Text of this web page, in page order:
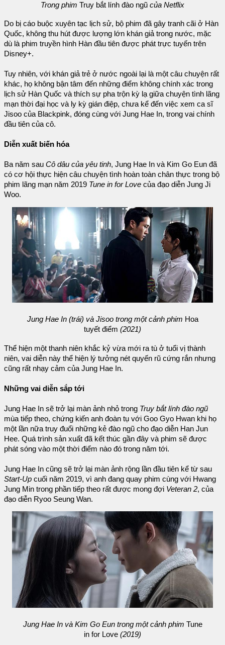
Trong phim Truy bắt lính đào ngũ của Netflix
Do bị cáo buộc xuyên tạc lịch sử, bộ phim đã gây tranh cãi ở Hàn
Quốc, không thu hút được lượng lớn khán giả trong nước, mặc
dù là phim truyền hình Hàn đầu tiên được phát trực tuyến trên
Disney+.
Tuy nhiên, với khán giả trẻ ở nước ngoài lại là một câu chuyện rất
khác, họ không bận tâm đến những điểm không chính xác trong
lịch sử Hàn Quốc và thích sự pha trộn kỳ lạ giữa chuyện tình lãng
mạn thời đại học và ly kỳ gián điệp, chưa kể đến việc xem ca sĩ
Jisoo của Blackpink, đóng cùng với Jung Hae In, trong vai chính
đầu tiên của cô.
Diễn xuất biến hóa
Ba năm sau Cô dâu của yêu tinh, Jung Hae In và Kim Go Eun đã
có cơ hội thực hiện câu chuyện tình hoàn toàn chân thực trong bộ
phim lãng mạn năm 2019 Tune in for Love của đạo diễn Jung Ji
Woo.
Jung Hae In (trái) và Jisoo trong một cảnh phim Hoa
tuyết điểm (2021)
Thể hiện một thanh niên khắc kỷ vừa mới ra tù ở tuổi vị thành
niên, vai diễn này thể hiện lý tưởng nét quyến rũ cứng rắn nhưng
cũng rất nhạy cảm của Jung Hae In.
Những vai diễn sắp tới
Jung Hae In sẽ trở lại màn ảnh nhỏ trong Truy bắt lính đào ngũ
mùa tiếp theo, chứng kiến anh đoàn tụ với Goo Gyo Hwan khi họ
một lần nữa truy đuổi những kẻ đào ngũ cho đạo diễn Han Jun
Hee. Quá trình sản xuất đã kết thúc gần đây và phim sẽ được
phát sóng vào một thời điểm nào đó trong năm tới.
Jung Hae In cũng sẽ trở lại màn ảnh rộng lần đầu tiên kể từ sau
Start-Up cuối năm 2019, vì anh đang quay phim cùng với Hwang
Jung Min trong phần tiếp theo rất được mong đợi Veteran 2, của
đạo diễn Ryoo Seung Wan.
Jung Hae In và Kim Go Eun trong một cảnh phim Tune
in for Love (2019)